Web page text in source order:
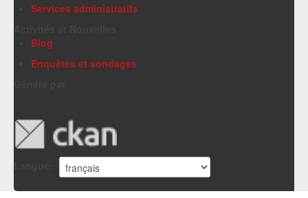
Services administratifs
Blog
Enquêtes et sondages